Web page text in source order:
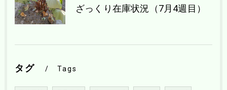
ざっくり在庫状況（7月4週目）
タグ Tags